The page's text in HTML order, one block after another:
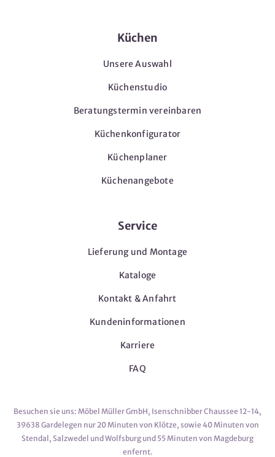
Küchen
Unsere Auswahl
Küchenstudio
Beratungstermin vereinbaren
Küchenkonfigurator
Küchenplaner
Küchenangebote
Service
Lieferung und Montage
Kataloge
Kontakt & Anfahrt
Kundeninformationen
Karriere
FAQ
Besuchen sie uns: Möbel Müller GmbH, Isenschnibber Chaussee 12-14,
39638 Gardelegen nur 20 Minuten von Klötze, sowie 40 Minuten von
Stendal, Salzwedel und Wolfsburg und 55 Minuten von Magdeburg
enfernt.